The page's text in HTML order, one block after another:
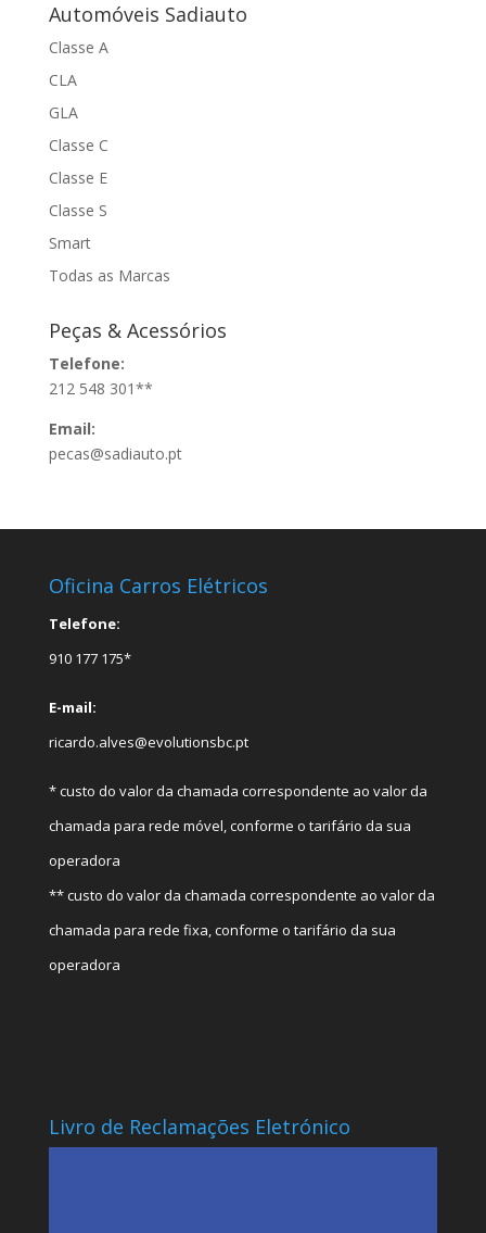
Automóveis Sadiauto
Classe A
CLA
GLA
Classe C
Classe E
Classe S
Smart
Todas as Marcas
Peças & Acessórios
Telefone:
212 548 301**
Email:
pecas@sadiauto.pt
Oficina Carros Elétricos
Telefone:
910 177 175*
E-mail:
ricardo.alves@evolutionsbc.pt
* custo do valor da chamada correspondente ao valor da
chamada para rede móvel, conforme o tarifário da sua
operadora
** custo do valor da chamada correspondente ao valor da
chamada para rede fixa, conforme o tarifário da sua
operadora
Livro de Reclamações Eletrónico